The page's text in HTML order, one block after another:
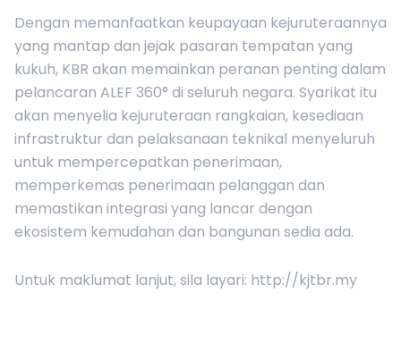
Dengan memanfaatkan keupayaan kejuruteraannya
yang mantap dan jejak pasaran tempatan yang
kukuh, KBR akan memainkan peranan penting dalam
pelancaran ALEF 360° di seluruh negara. Syarikat itu
akan menyelia kejuruteraan rangkaian, kesediaan
infrastruktur dan pelaksanaan teknikal menyeluruh
untuk mempercepatkan penerimaan,
memperkemas penerimaan pelanggan dan
memastikan integrasi yang lancar dengan
ekosistem kemudahan dan bangunan sedia ada.
Untuk maklumat lanjut, sila layari: http://kjtbr.my